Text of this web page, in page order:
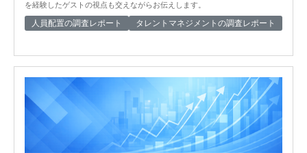
を経験したゲストの視点も交えながらお伝えします。
人員配置の調査レポート タレントマネジメントの調査レポート